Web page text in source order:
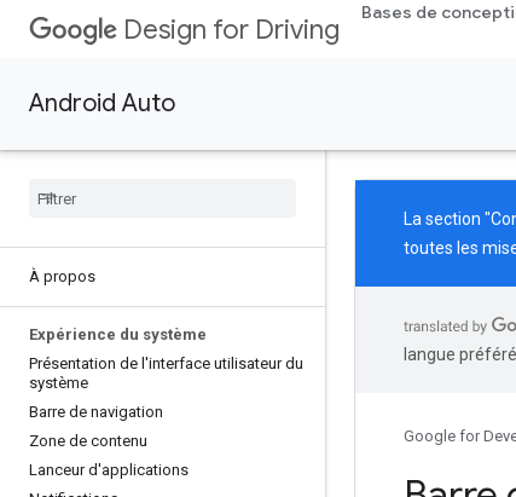
Design for Driving
Bases de
Android Auto
À propos
Expérience du système
Présentation de l'interface utilisateur du
système
Barre de navigation
Zone de contenu
Lanceur d'applications
La section
toutes les
langue
Google for